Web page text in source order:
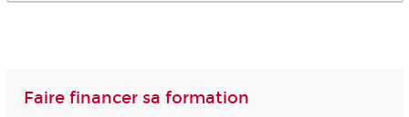
Faire financer sa formation